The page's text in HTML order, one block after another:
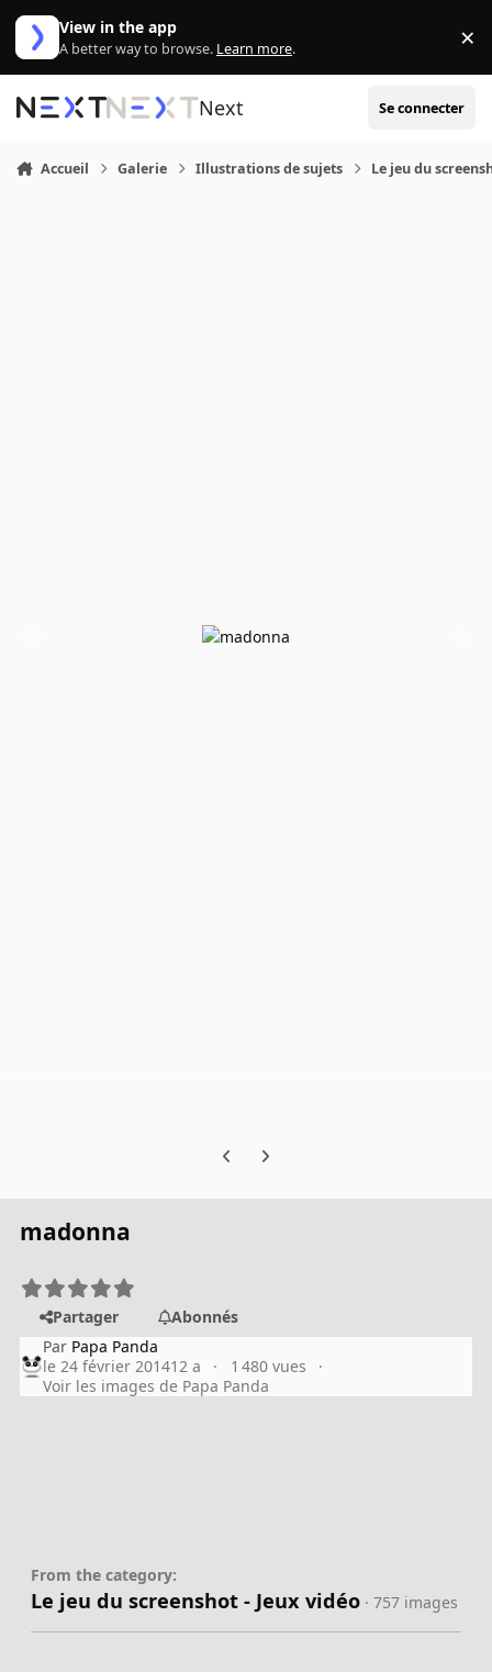
Aller au contenu
View in the app
A better way to browse. Learn more. ×
Next Se connecter
Accueil Galerie Illustrations de sujets Le jeu du
Previous carousel slide
Next carousel slide
madonna
Partager
Abonnés
Par Papa Panda
le 24 février 201412 a
1 480 vues
Voir les images de Papa Panda
From the category:
Le jeu du screenshot - Jeux vidéo · 757 images